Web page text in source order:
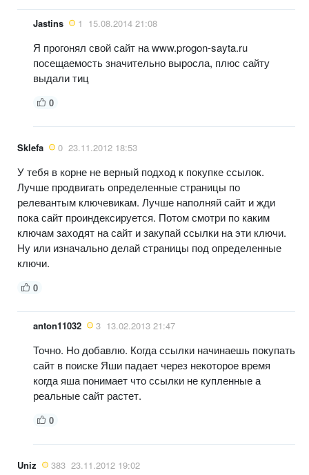
Jastins 1 15.08.2014 21:08
Я прогонял свой сайт на www.progon-sayta.ru
посещаемость значительно выросла, плюс сайту
выдали тиц
0
Sklefa 0 23.11.2012 18:53
У тебя в корне не верный подход к покупке ссылок.
Лучше продвигать определенные страницы по
релевантым ключевикам. Лучше наполняй сайт и жди
пока сайт проиндексируется. Потом смотри по каким
ключам заходят на сайт и закупай ссылки на эти ключи.
Ну или изначально делай страницы под определенные
ключи.
0
anton11032 3 13.02.2013 21:47
Точно. Но добавлю. Когда ссылки начинаешь покупать
сайт в поиске Яши падает через некоторое время
когда яша понимает что ссылки не купленные а
реальные сайт растет.
0
Uniz 383 23.11.2012 19:02